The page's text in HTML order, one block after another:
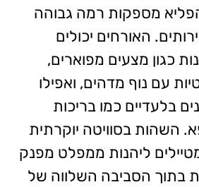
מספקות רמה גבוהה
האורחים יכולים
כגון מצעים מפוארים,
עם נוף מדהים, ואפילו
בלעדיים כמו בריכות
השהות בסוויטה יוקרתית
ליהנות ממפלט מפנק
בתוך הסביבה השלווה של